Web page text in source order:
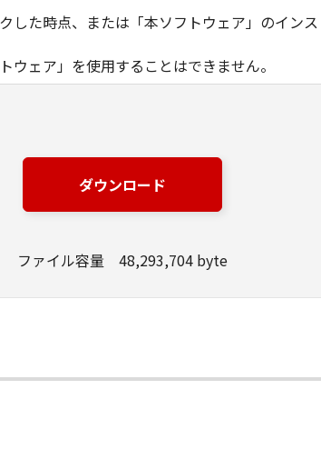
した時点、または「本ソフトウェア」のイン
ェア」を使用することはできません。
。）において、「本ソフトウェア」を使用（本
すること、またはコンピューターにおいて表示
るための非独占的権利をお客様に対して許諾し
で、かかるコンピューターの使用者に対して
またはキヤノンのライセンサーのいかなる知
されるものではありません。
ダウンロード
ファイル容量 48,293,704 byte